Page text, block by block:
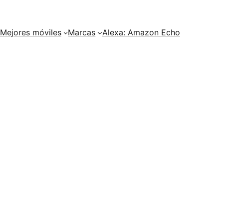
Mejores móviles Marcas Alexa: Amazon Echo